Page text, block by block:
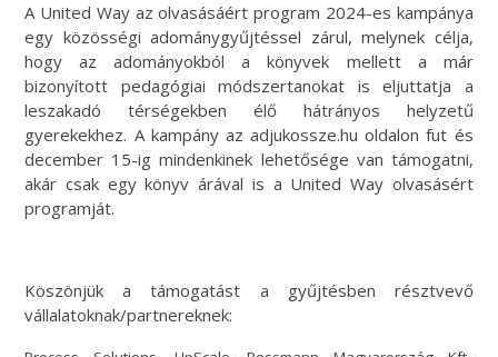
A United Way az olvasásáért program 2024-es kampánya
egy közösségi adománygyűjtéssel zárul, melynek célja,
hogy az adományokból a könyvek mellett a már
bizonyított pedagógiai módszertanokat is eljuttatja a
leszakadó térségekben élő hátrányos helyzetű
gyerekekhez. A kampány az adjukossze.hu oldalon fut és
december 15-ig mindenkinek lehetősége van támogatni,
akár csak egy könyv árával is a United Way olvasásért
programját.
Köszönjük a támogatást a gyűjtésben résztvevő
vállalatoknak/partnereknek: